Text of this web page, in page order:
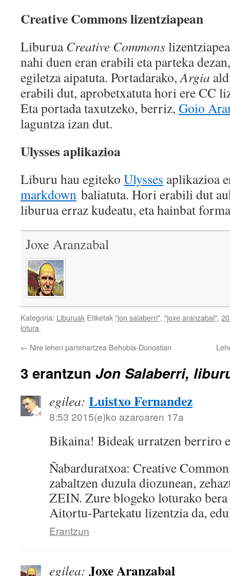
Creative Commons lizentziapean
LiburuaCreative Commons
nahi duen eran erabili eta parteka
egiletza aipatuta. Portadarako,Argia
erabili dut, aprobetxatuta hori ere CC
Eta portada taxutzeko, berriz, Goio
laguntza izan dut.
Ulysses aplikazioa
Liburu hau egiteko Ulysses aplikazioa
markdown baliatuta. Hori erabili dut
liburua erraz kudeatu, eta hainbat
Joxe Aranzabal
Kategoria: Liburuak Etiketak"jon salaberri", "joxe aranzabal",
lotura.
← Nire lehen partehartzea Behobia-Donostian
3 erantzun Jon Salaberri,
egilea: Luistxo Fernandez
8:53 2015(e)ko azaroaren 17a
Bikaina! Bideak urratzen berriro
Ñabarduratxoa: Creative
zabaltzen duzula diozunean,
ZEIN. Zure blogeko loturako
Aitortu-Partekatu lizentzia da,
Erantzun
egilea: Joxe Aranzabal